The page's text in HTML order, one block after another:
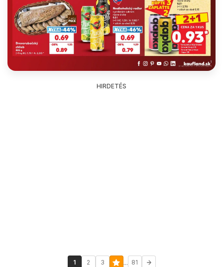
HIRDETÉS
1 2 3 ... 81